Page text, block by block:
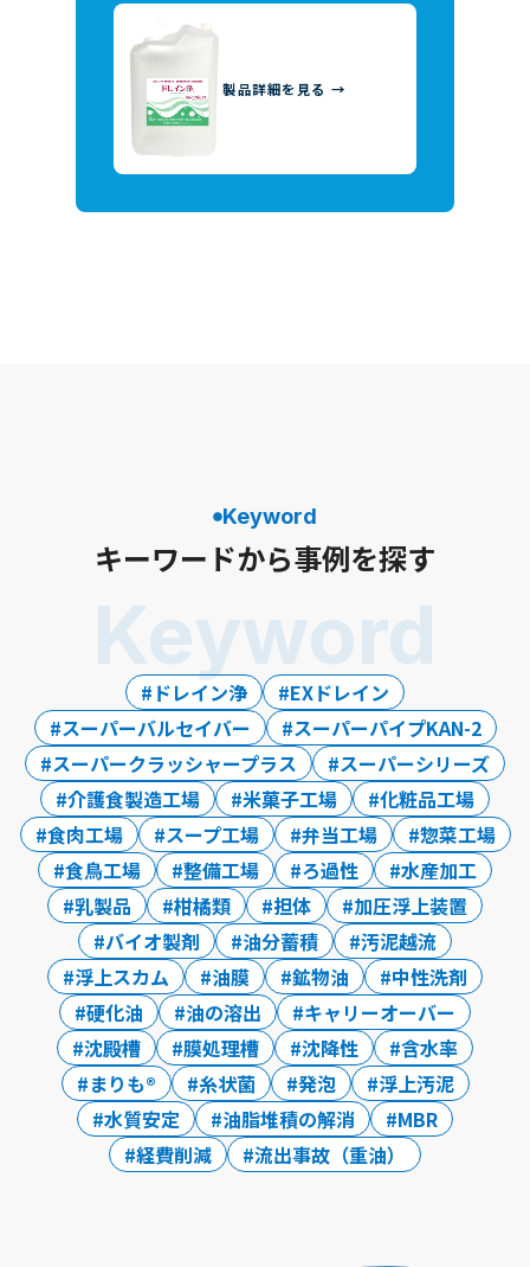
製品詳細を見る →
Keyword
キーワードから事例を探す
Keyword
ドレイン浄
EXドレイン
スーパーバルセイバー
スーパーパイプKAN-2
スーパークラッシャープラス
スーパーシリーズ
介護食製造工場
米菓子工場
化粧品工場
食肉工場
スープ工場 弁当工場
惣菜工場
食鳥工場
整備工場 ろ過性
水産加工
乳製品
柑橘類 担体
加圧浮上装置
バイオ製剤
油分蓄積
汚泥越流
浮上スカム
油膜 鉱物油
中性洗剤
硬化油
油の溶出
キャリーオーバー
沈殿槽
膜処理槽 沈降性
含水率
まりも®
糸状菌 発泡
浮上汚泥
水質安定
油脂堆積の解消
MBR
経費削減
流出事故（重油）